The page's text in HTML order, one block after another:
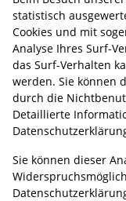
statistisch
Cookies und mit
Analyse Ihres Surf-
das Surf-Verhalten
werden. Sie können
durch die
Detaillierte
Sie können dieser